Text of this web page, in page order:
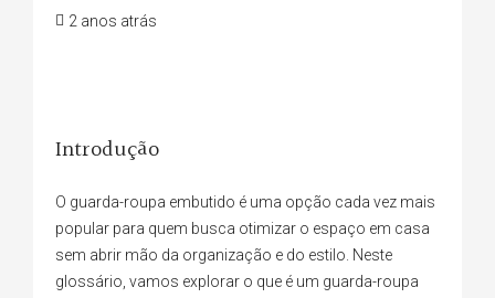
2 anos atrás
Introdução
O guarda-roupa embutido é uma opção cada vez mais
popular para quem busca otimizar o espaço em casa
sem abrir mão da organização e do estilo. Neste
glossário, vamos explorar o que é um guarda-roupa